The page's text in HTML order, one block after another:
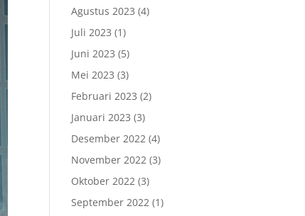
Agustus 2023 (4)
Juli 2023 (1)
Juni 2023 (5)
Mei 2023 (3)
Februari 2023 (2)
Januari 2023 (3)
Desember 2022 (4)
November 2022 (3)
Oktober 2022 (3)
September 2022 (1)